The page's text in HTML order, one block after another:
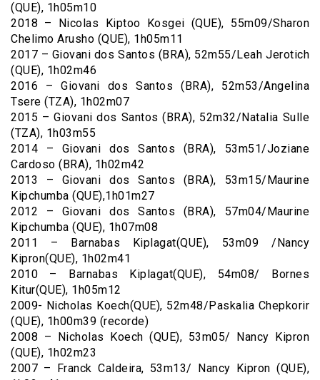
(QUE), 1h05m10
2018 – Nicolas Kiptoo Kosgei (QUE), 55m09/Sharon
Chelimo Arusho (QUE), 1h05m11
2017 – Giovani dos Santos (BRA), 52m55/Leah Jerotich
(QUE), 1h02m46
2016 – Giovani dos Santos (BRA), 52m53/Angelina
Tsere (TZA), 1h02m07
2015 – Giovani dos Santos (BRA), 52m32/Natalia Sulle
(TZA), 1h03m55
2014 – Giovani dos Santos (BRA), 53m51/Joziane
Cardoso (BRA), 1h02m42
2013 – Giovani dos Santos (BRA), 53m15/Maurine
Kipchumba (QUE),1h01m27
2012 – Giovani dos Santos (BRA), 57m04/Maurine
Kipchumba (QUE), 1h07m08
2011 – Barnabas Kiplagat(QUE), 53m09 /Nancy
Kipron(QUE), 1h02m41
2010 – Barnabas Kiplagat(QUE), 54m08/ Bornes
Kitur(QUE), 1h05m12
2009- Nicholas Koech(QUE), 52m48/Paskalia Chepkorir
(QUE), 1h00m39 (recorde)
2008 – Nicholas Koech (QUE), 53m05/ Nancy Kipron
(QUE), 1h02m23
2007 – Franck Caldeira, 53m13/ Nancy Kipron (QUE),